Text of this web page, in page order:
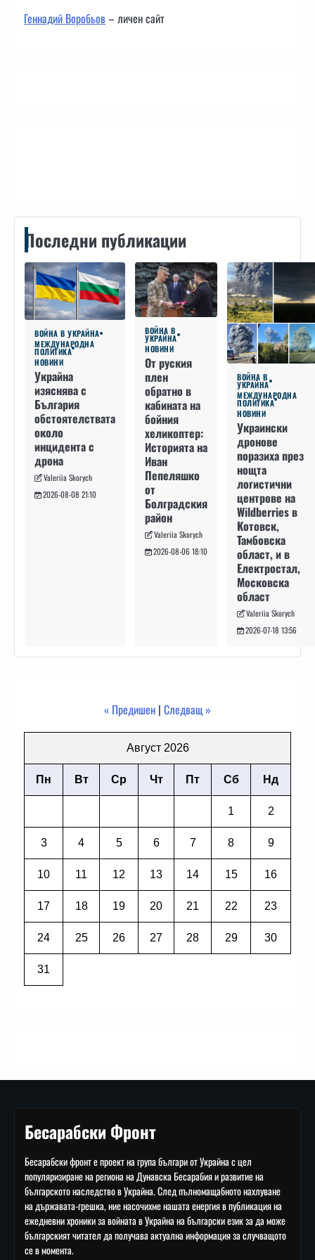
Геннадий Воробьов– личен сайт
Последни публикации
ВОЙНА В УКРАЙНА
МЕЖДУНАРОДНА
ПОЛИТИКА
НОВИНИ
Украйна
изяснява с
България
обстоятелствата
около
инцидента с
дрона
Valeriia Skorych
2026-08-08 21:10
ВОЙНА В
УКРАЙНА
НОВИНИ
От руския
плен
обратно в
кабината на
бойния
хеликоптер:
Историята на
Иван
Пепеляшко
от
Болградския
район
Valeriia Skorych
2026-08-06 18:10
ВОЙНА В
УКРАЙНА
МЕЖДУНАРОДНА
ПОЛИТИКА
НОВИНИ
Украински
дронове
поразиха през
нощта
логистични
центрове на
Wildberries в
Котовск,
Тамбовска
област, и в
Електростал,
Московска
област
Valeriia Skorych
2026-07-18 13:56
« Предишен | Следващ »
Август 2026
Пн Вт Ср Чт Пт Сб Нд
1 2
3 4 5 6 7 8 9
10 11 12 13 14 15 16
17 18 19 20 21 22 23
24 25 26 27 28 29 30
31
Бесарабски Фронт
Бесарабски фронт е проект на група българи от Украйна с цел
популяризиране на региона на Дунавска Бесарабия и развитие на
българското наследство в Украйна. След пълномащабното нахлуване
на държавата-грешка, ние насочихме нашата енергия в публикация на
ежедневни хроники за войната в Украйна на български език за да може
българският читател да получава актуална информация за случващото
се в момента.